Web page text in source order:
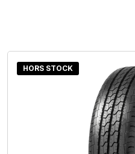
HORS STOCK